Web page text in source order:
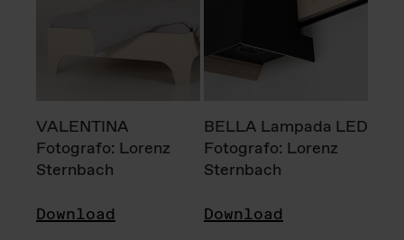
VALENTINA
Fotografo: Lorenz
Sternbach
Download
BELLA Lampada LED
Fotografo: Lorenz
Sternbach
Download